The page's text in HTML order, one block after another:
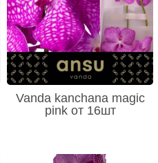
Vanda kanchana magic
pink от 16шт